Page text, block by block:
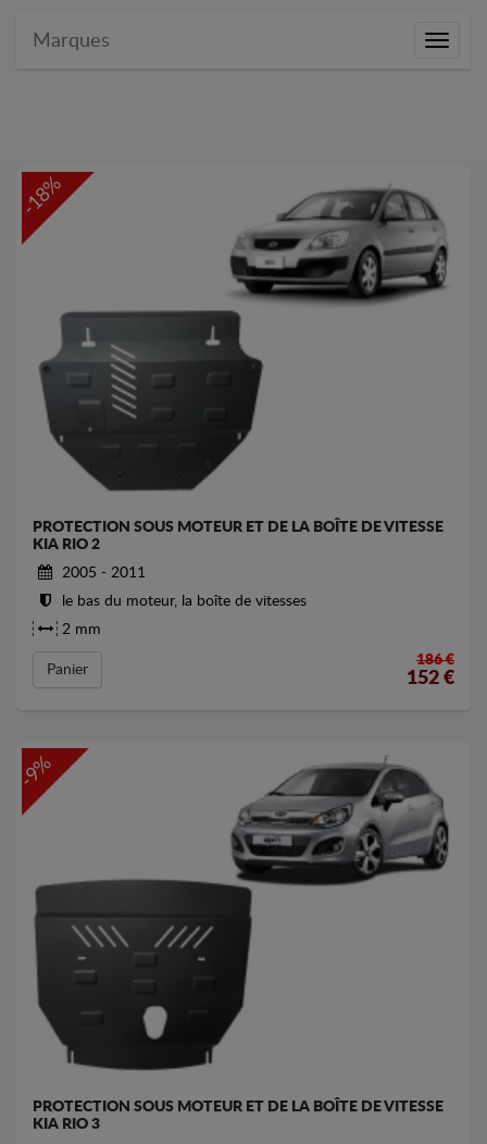
Marques
-18%
PROTECTION SOUS MOTEUR ET DE LA BOÎTE DE VITESSE
KIA RIO 2
2005 - 2011
le bas du moteur, la boîte de vitesses
2 mm
Panier
186 €
152 €
-9%
PROTECTION SOUS MOTEUR ET DE LA BOÎTE DE VITESSE
KIA RIO 3